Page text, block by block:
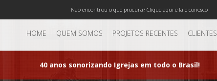
Não encontrou o que procura? Clique aqui e fale conosco
HOME QUEM SOMOS PROJETOS RECENTES CLIENTES
40 anos sonorizando Igrejas em todo o Brasil!